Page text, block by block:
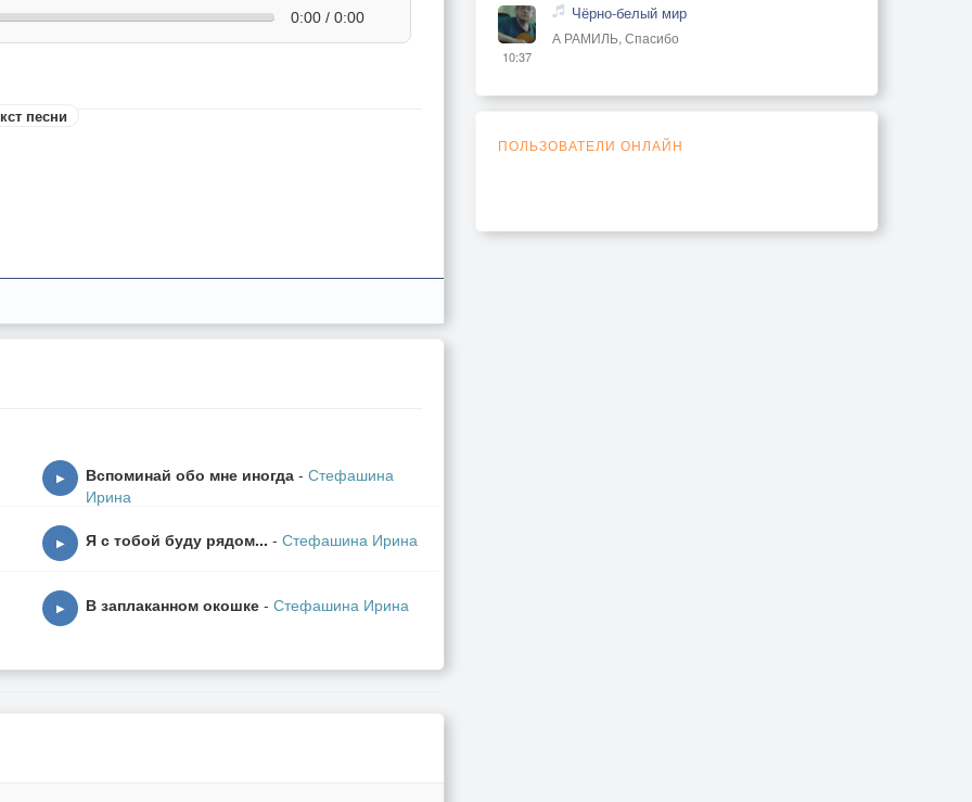
0:00 / 0:00
песни
▶ Вспоминай обо мне иногда - Стефашина
Ирина
▶ Я с тобой буду рядом... - Стефашина Ирина
▶ В заплаканном окошке - Стефашина Ирина
10:37
Чёрно-белый мир
А РАМИЛЬ, Спасибо
ПОЛЬЗОВАТЕЛИ ОНЛАЙН